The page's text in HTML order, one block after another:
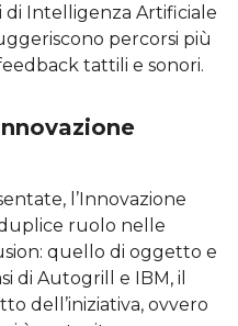
di Intelligenza Artificiale
percorsi più
tattili e sonori.
l’Innovazione
ruolo nelle
quello di oggetto e
di Autogrill e IBM, il
dell’iniziativa, ovvero